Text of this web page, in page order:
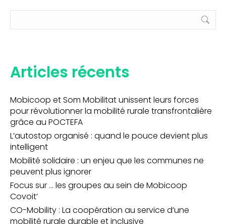
:
Articles récents
Mobicoop et Som Mobilitat unissent leurs forces
pour révolutionner la mobilité rurale transfrontalière
grâce au POCTEFA
L’autostop organisé : quand le pouce devient plus
intelligent
Mobilité solidaire : un enjeu que les communes ne
peuvent plus ignorer
Focus sur … les groupes au sein de Mobicoop
Covoit’
CO-Mobility : La coopération au service d’une
mobilité rurale durable et inclusive